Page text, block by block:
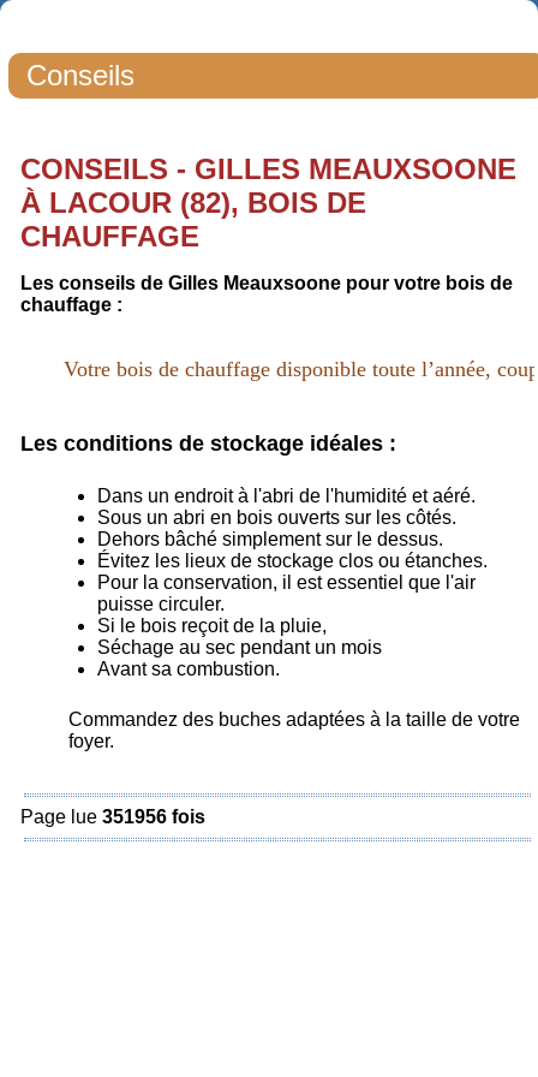
Conseils
CONSEILS - GILLES MEAUXSOONE
À LACOUR (82), BOIS DE
CHAUFFAGE
Les conseils de Gilles Meauxsoone pour votre bois de
chauffage :
Votre bois de chauffage disponible toute l’année,
Les conditions de stockage idéales :
Dans un endroit à l'abri de l'humidité et aéré.
Sous un abri en bois ouverts sur les côtés.
Dehors bâché simplement sur le dessus.
Évitez les lieux de stockage clos ou étanches.
Pour la conservation, il est essentiel que l'air
puisse circuler.
Si le bois reçoit de la pluie,
Séchage au sec pendant un mois
Avant sa combustion.
Commandez des buches adaptées à la taille de votre
foyer.
Page lue 351956 fois